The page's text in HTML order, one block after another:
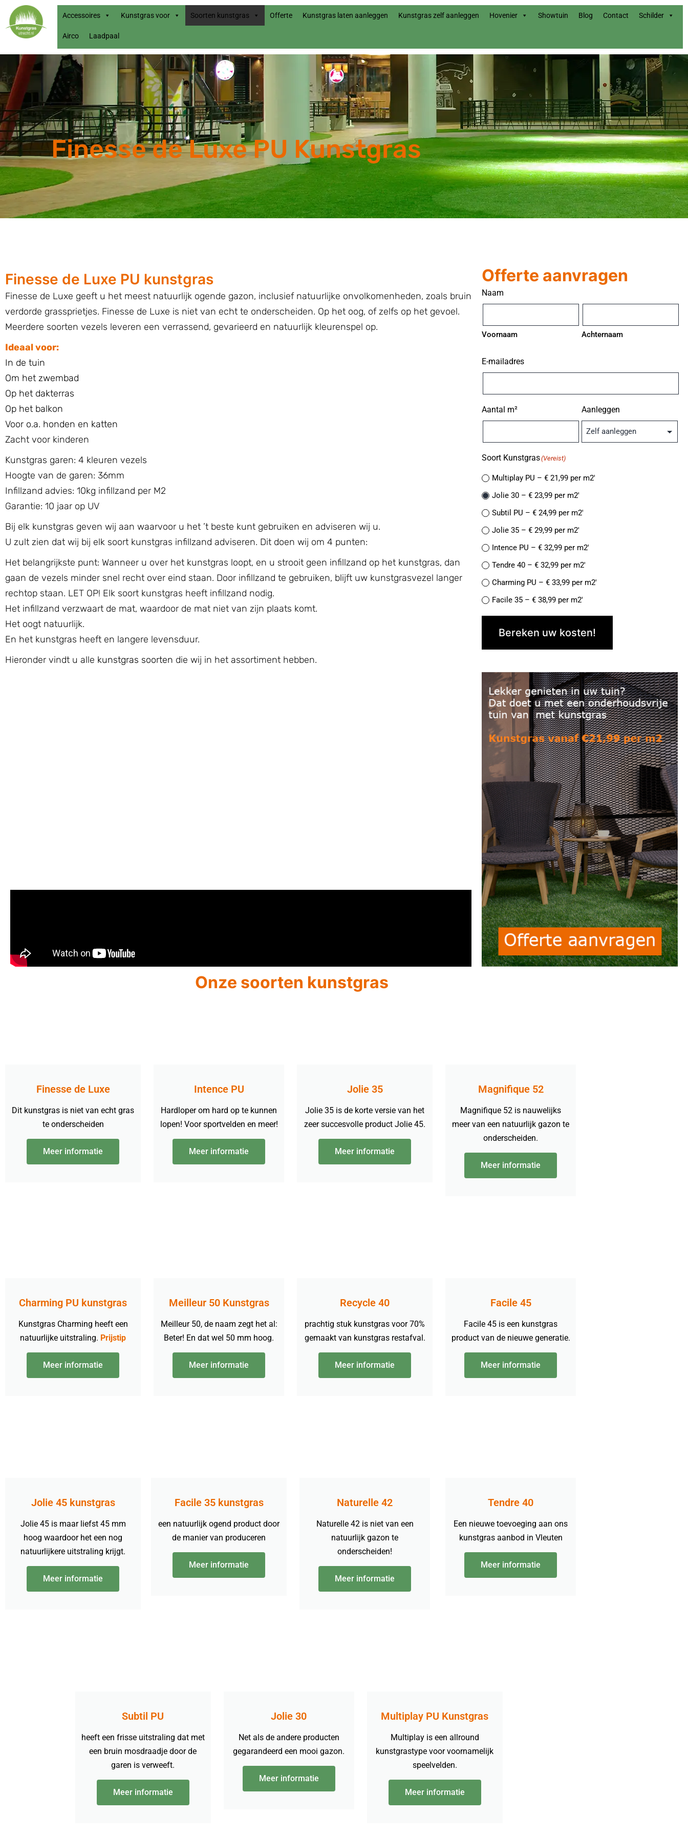
Accessoires Kunstgras voor Soorten kunstgras Offerte Kunstgras laten aanleggen Kunstgras zelf aanleggen Hovenier Showtuin Blog Contact Schilder
Airco Laadpaal
Finesse de Luxe PU Kunstgras
Finesse de Luxe PU kunstgras
Finesse de Luxe geeft u het meest natuurlijk ogende gazon, inclusief natuurlijke onvolkomenheden, zoals bruin
verdorde grassprietjes. Finesse de Luxe is niet van echt te onderscheiden. Op het oog, of zelfs op het gevoel.
Meerdere soorten vezels leveren een verrassend, gevarieerd en natuurlijk kleurenspel op.
Ideaal voor:
In de tuin
Om het zwembad
Op het dakterras
Op het balkon
Voor o.a. honden en katten
Zacht voor kinderen
Kunstgras garen: 4 kleuren vezels
Hoogte van de garen: 36mm
Infillzand advies: 10kg infillzand per M2
Garantie: 10 jaar op UV
Bij elk kunstgras geven wij aan waarvoor u het ’t beste kunt gebruiken en adviseren wij u.
U zult zien dat wij bij elk soort kunstgras infillzand adviseren. Dit doen wij om 4 punten:
Het belangrijkste punt: Wanneer u over het kunstgras loopt, en u strooit geen infillzand op het kunstgras, dan
gaan de vezels minder snel recht over eind staan. Door infillzand te gebruiken, blijft uw kunstgrasvezel langer
rechtop staan. LET OP! Elk soort kunstgras heeft infillzand nodig.
Het infillzand verzwaart de mat, waardoor de mat niet van zijn plaats komt.
Het oogt natuurlijk.
En het kunstgras heeft en langere levensduur.
Hieronder vindt u alle kunstgras soorten die wij in het assortiment hebben.
Offerte aanvragen
Naam
Voornaam Achternaam
E-mailadres
Aantal m² Aanleggen
Soort Kunstgras(Vereist)
Multiplay PU – € 21,99 per m2′
Jolie 30 – € 23,99 per m2′
Subtil PU – € 24,99 per m2′
Jolie 35 – € 29,99 per m2′
Intence PU – € 32,99 per m2′
Tendre 40 – € 32,99 per m2′
Charming PU – € 33,99 per m2′
Facile 35 – € 38,99 per m2′
Finesse de Luxe PU – € 38,99 per m2′
Naturelle 42- € 37,99 per m2′
Jolie 45 PU – € 39,99 per m2′
Recycle 40 – € 44,99 per m2′
Magnifique 52 – €49,99 per m2′
Meilleur 50 – €52,99 per m2′
Bereken uw kosten!
Onze soorten kunstgras
Finesse de Luxe
Dit kunstgras is niet van echt gras
te onderscheiden
Meer informatie
Intence PU
Hardloper om hard op te kunnen
lopen! Voor sportvelden en meer!
Meer informatie
Jolie 35
Jolie 35 is de korte versie van het
zeer succesvolle product Jolie 45.
Meer informatie
Magnifique 52
Magnifique 52 is nauwelijks
meer van een natuurlijk gazon te
onderscheiden.
Meer informatie
Charming PU kunstgras
Kunstgras Charming heeft een
natuurlijke uitstraling. Prijstip
Meer informatie
Meilleur 50 Kunstgras
Meilleur 50, de naam zegt het al:
Beter! En dat wel 50 mm hoog.
Meer informatie
Recycle 40
prachtig stuk kunstgras voor 70%
gemaakt van kunstgras restafval.
Meer informatie
Facile 45
Facile 45 is een kunstgras
product van de nieuwe generatie.
Meer informatie
Jolie 45 kunstgras
Jolie 45 is maar liefst 45 mm
hoog waardoor het een nog
natuurlijkere uitstraling krijgt.
Meer informatie
Facile 35 kunstgras
een natuurlijk ogend product door
de manier van produceren
Meer informatie
Naturelle 42
Naturelle 42 is niet van een
natuurlijk gazon te
onderscheiden!
Meer informatie
Tendre 40
Een nieuwe toevoeging aan ons
kunstgras aanbod in Vleuten
Meer informatie
Subtil PU
heeft een frisse uitstraling dat met
een bruin mosdraadje door de
garen is verweeft.
Meer informatie
Jolie 30
Net als de andere producten
gegarandeerd een mooi gazon.
Meer informatie
Multiplay PU Kunstgras
Multiplay is een allround
kunstgrastype voor voornamelijk
speelvelden.
Meer informatie